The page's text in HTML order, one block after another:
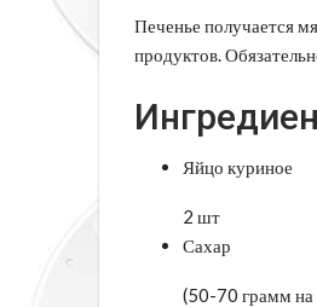
Печенье получается
продуктов.
Яйцо куриное
2 шт
Сахар
(50-70 грамм на